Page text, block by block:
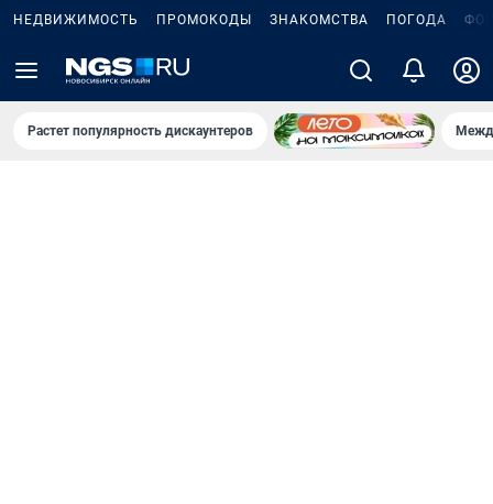
НЕДВИЖИМОСТЬ ПРОМОКОДЫ ЗНАКОМСТВА ПОГОДА
Растет популярность дискаунтеров